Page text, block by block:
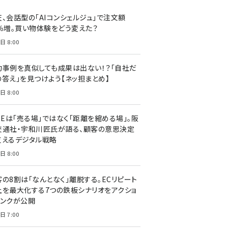
会話型の「AIコンシェルジュ」で注文額
増。買い物体験をどう変えた？
8:00
例を真似しても成果は出ない！？「自社だ
え」を見つけよう【ネッ担まとめ】
8:00
は「売る場」ではなく「距離を縮める場」。阪
社・宇和川匠氏が語る、顧客の意思決定
るデジタル戦略
8:00
8割は「なんとなく」離脱する。ECリピート
最大化する7つの鉄板シナリオをアクショ
クが公開
7:00